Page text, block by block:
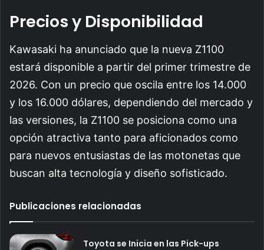
Precios y Disponibilidad
Kawasaki ha anunciado que la nueva Z1100
estará disponible a partir del primer trimestre de
2026. Con un precio que oscila entre los 14.000
y los 16.000 dólares, dependiendo del mercado y
las versiones, la Z1100 se posiciona como una
opción atractiva tanto para aficionados como
para nuevos entusiastas de las motonetas que
buscan alta tecnología y diseño sofisticado.
Publicaciones relacionadas
Toyota se Inicia en las Pick-ups